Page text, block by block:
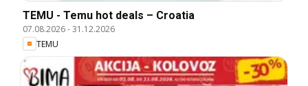
TEMU - Temu hot deals – Croatia
07.08.2026-31.12.2026
TEMU